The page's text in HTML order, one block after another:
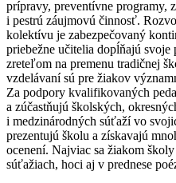
prípravy, preventívne programy,
i pestrú záujmovú činnosť.
kolektívu je zabezpečovaný
priebežne učitelia dopĺňajú svoje
zreteľom na premenu tradičnej
vzdelávaní sú pre žiakov
Za podpory kvalifikovaných
a zúčastňujú školských,
i medzinárodných súťaží vo
prezentujú školu a získavajú
ocenení. Najviac sa žiakom
súťažiach, hoci aj v prednese